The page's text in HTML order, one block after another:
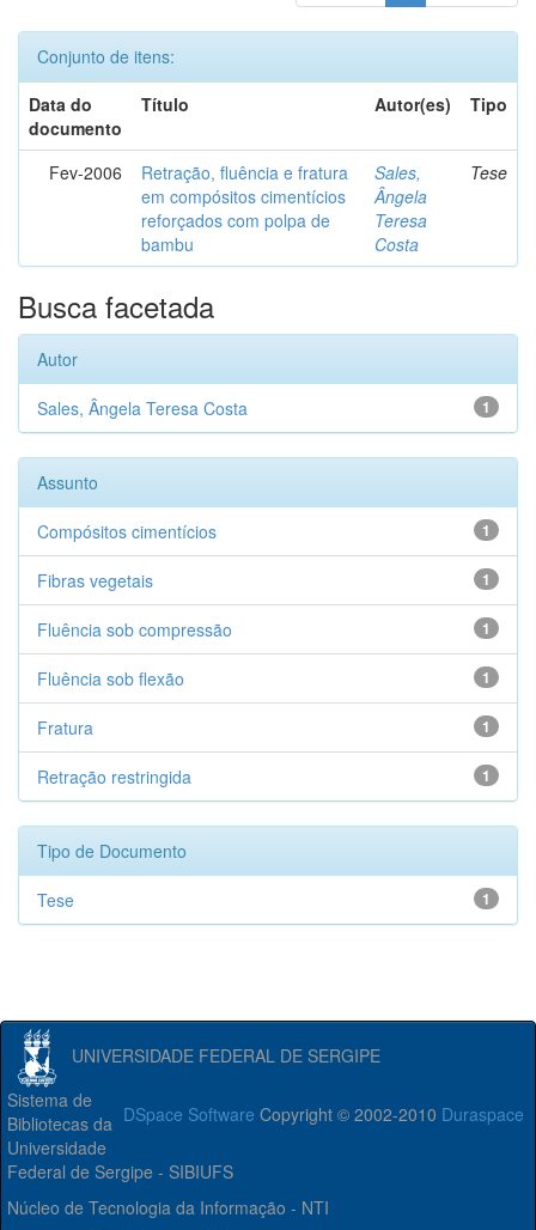
Conjunto de itens:
Data do
documento
Título Autor(es) Tipo
Fev-2006
Retração, fluência e fratura
em compósitos cimentícios
reforçados com polpa de
bambu
Sales,
Ângela
Teresa
Costa
Tese
Busca facetada
Autor
1
Sales, Ângela Teresa Costa
Assunto
1
Compósitos cimentícios
1
Fibras vegetais
1
Fluência sob compressão
1
Fluência sob flexão
1
Fratura
1
Retração restringida
Tipo de Documento
1
Tese
UNIVERSIDADE FEDERAL DE SERGIPE
DSpace Software Copyright © 2002-2010 Duraspace
Sistema de
Bibliotecas da
Universidade
Federal de Sergipe - SIBIUFS
Núcleo de Tecnologia da Informação - NTI